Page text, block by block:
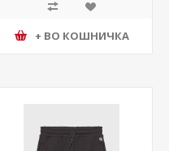
+ ВО КОШНИЧКА